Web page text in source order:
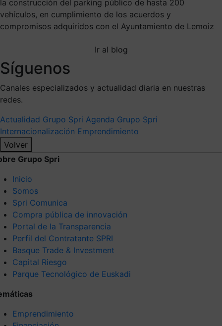
la construcción del parking público de hasta 200
vehículos, en cumplimiento de los acuerdos y
compromisos adquiridos con el Ayuntamiento de Lemoiz
Ir al blog
Síguenos
Canales especializados y actualidad diaria en nuestras
redes.
Actualidad Grupo Spri Agenda Grupo Spri
Internacionalización Emprendimiento
Volver
Grupo Spri
Inicio
Somos
Spri Comunica
Compra pública de innovación
Portal de la Transparencia
Perfil del Contratante SPRI
Basque Trade & Investment
Capital Riesgo
Parque Tecnológico de Euskadi
Emprendimiento